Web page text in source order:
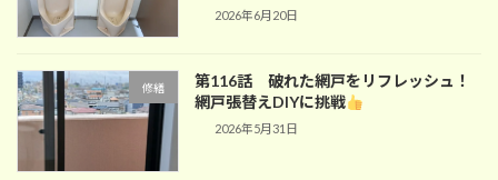
2026年6月20日
修繕
第116話 破れた網戸をリフレッシュ！
網戸張替えDIYに挑戦
2026年5月31日